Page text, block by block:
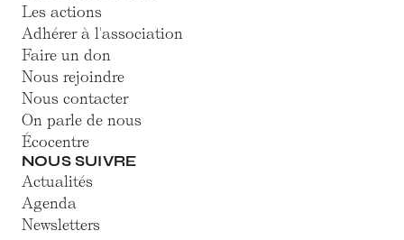
Les actions
Adhérer à l'association
Faire un don
Nous rejoindre
Nous contacter
On parle de nous
Écocentre
NOUS SUIVRE
Actualités
Agenda
Newsletters